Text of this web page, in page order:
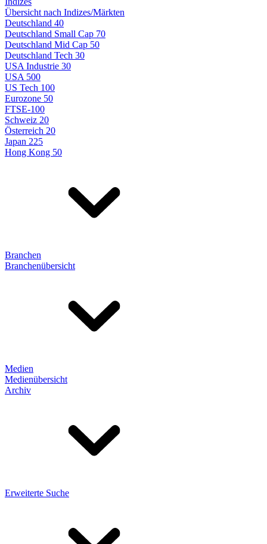
Übersicht nach Indizes/Märkten
Deutschland 40
Deutschland Small Cap 70
Deutschland Mid Cap 50
Deutschland Tech 30
USA Industrie 30
USA 500
US Tech 100
Eurozone 50
FTSE-100
Schweiz 20
Österreich 20
Japan 225
Hong Kong 50
Branchen
Branchenübersicht
Medien
Medienübersicht
Archiv
Erweiterte Suche